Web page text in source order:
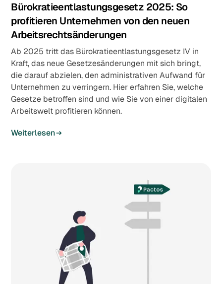
Bürokratieentlastungsgesetz 2025: So
profitieren Unternehmen von den neuen
Arbeitsrechtsänderungen
Ab 2025 tritt das Bürokratieentlastungsgesetz IV in
Kraft, das neue Gesetzesänderungen mit sich bringt,
die darauf abzielen, den administrativen Aufwand für
Unternehmen zu verringern. Hier erfahren Sie, welche
Gesetze betroffen sind und wie Sie von einer digitalen
Arbeitswelt profitieren können.
Weiterlesen